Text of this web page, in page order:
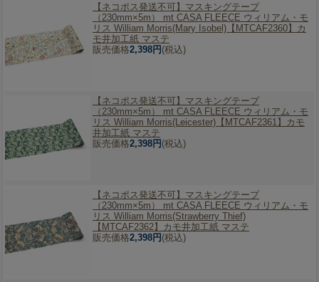
【ネコポス発送不可】 マスキングテープ
（230mm×5m） mt CASA FLEECE ウィリアム・モ
リス William Morris(Mary Isobel)【MTCAF2360】カ
モ井加工紙 マステ
販売価格2,398円(税込)
【ネコポス発送不可】 マスキングテープ
（230mm×5m） mt CASA FLEECE ウィリアム・モ
リス William Morris(Leicester)【MTCAF2361】カモ
井加工紙 マステ
販売価格2,398円(税込)
【ネコポス発送不可】 マスキングテープ
（230mm×5m） mt CASA FLEECE ウィリアム・モ
リス William Morris(Strawberry Thief)
【MTCAF2362】カモ井加工紙 マステ
販売価格2,398円(税込)